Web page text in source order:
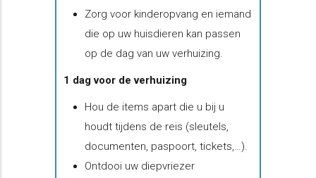
Zorg voor kinderopvang en iemand
die op uw huisdieren kan passen
op de dag van uw verhuizing.
1 dag voor de verhuizing
​Hou de items apart die u bij u
houdt tijdens de reis (sleutels,
documenten, paspoort, tickets,…).
Ontdooi uw diepvriezer